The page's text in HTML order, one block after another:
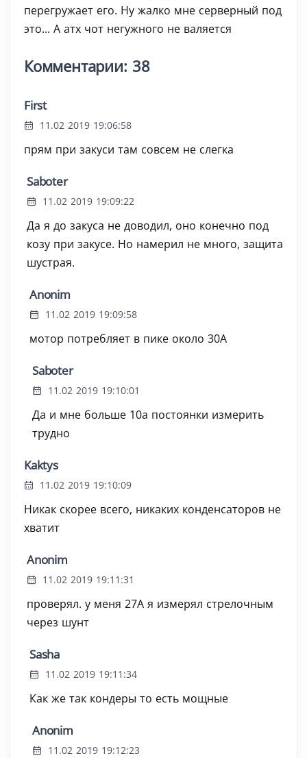
перегружает его. Ну жалко мне серверный под
это... А атх чот негужного не валяется
Комментарии: 38
First
11.02 2019 19:06:58
прям при закуси там совсем не слегка
Saboter
11.02 2019 19:09:22
Да я до закуса не доводил, оно конечно под
козу при закусе. Но намерил не много, защита
шустрая.
Anonim
11.02 2019 19:09:58
мотор потребляет в пике около 30А
Saboter
11.02 2019 19:10:01
Да и мне больше 10а постоянки измерить
трудно
Kaktys
11.02 2019 19:10:09
Никак скорее всего, никаких конденсаторов не
хватит
Anonim
11.02 2019 19:11:31
проверял. у меня 27А я измерял стрелочным
через шунт
Sasha
11.02 2019 19:11:34
Как же так кондеры то есть мощные
Anonim
11.02 2019 19:12:23